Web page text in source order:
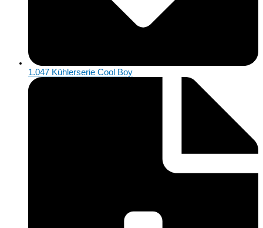
1.047 Kühlerserie Cool Boy